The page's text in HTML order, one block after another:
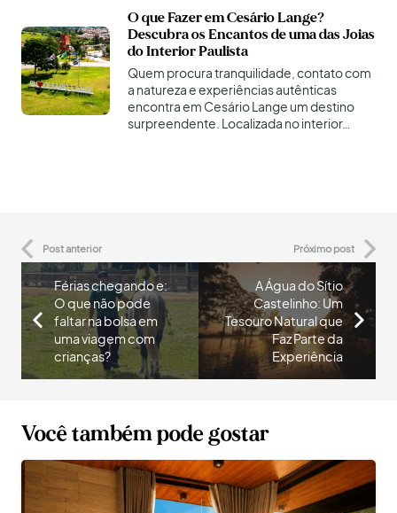
O que Fazer em Cesário Lange?
Descubra os Encantos de uma das Joias
do Interior Paulista
Quem procura tranquilidade, contato com
a natureza e experiências autênticas
encontra em Cesário Lange um destino
surpreendente. Localizada no interior…
Post anterior Próximo post
Férias chegando e:
O que não pode
faltar na bolsa em
uma viagem com
crianças?
A Água do Sítio
Castelinho: Um
Tesouro Natural que
Faz Parte da
Experiência
Você também pode gostar